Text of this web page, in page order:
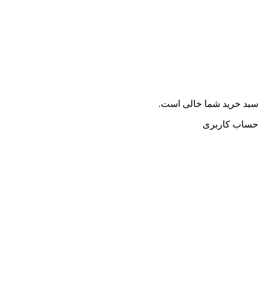
سبد خرید شما خالی است.
حساب کاربری